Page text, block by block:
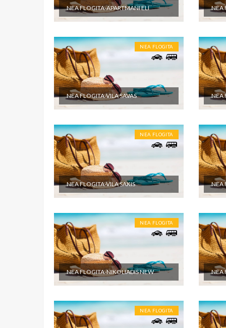
NEA FLOGITA-APARTMANI ELI NEA
NEA FLOGITA
NEA FLOGITA-VILA SAVAS NEA
NEA FLOGITA
NEA FLOGITA-VILA SAKIS NEA
NEA FLOGITA
NEA FLOGITA-NIKOLIADIS NEW NEA
NEA FLOGITA